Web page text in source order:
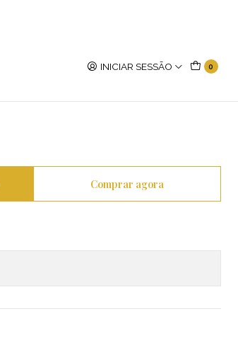
INICIAR SESSÃO 0
Comprar agora